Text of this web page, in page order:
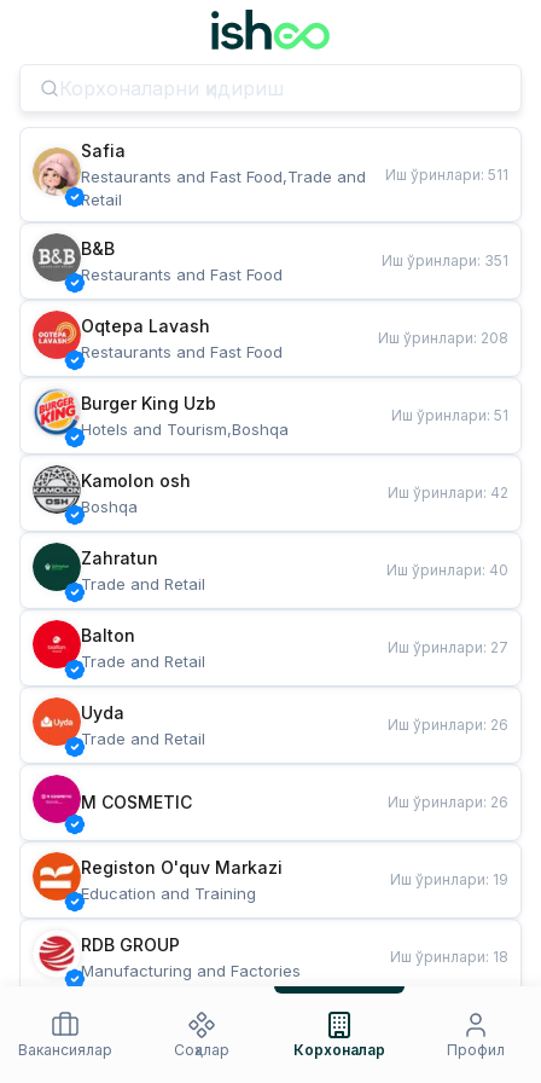
Safia
Restaurants and Fast Food,Trade and
Retail
Иш ўринлари: 511
B&B
Restaurants and Fast Food
Иш ўринлари: 351
Oqtepa Lavash
Restaurants and Fast Food
Иш ўринлари: 208
Burger King Uzb
Hotels and Tourism,Boshqa
Иш ўринлари: 51
Kamolon osh
Boshqa
Иш ўринлари: 42
Zahratun
Trade and Retail
Иш ўринлари: 40
Balton
Trade and Retail
Иш ўринлари: 27
Uyda
Trade and Retail
Иш ўринлари: 26
M COSMETIC Иш ўринлари: 26
Registon O'quv Markazi
Education and Training
Иш ўринлари: 19
RDB GROUP
Manufacturing and Factories
Иш ўринлари: 18
Restaurants and Fast Food
Иш ўринлари
Вакансиялар
Соҳалар Корхоналар Профил